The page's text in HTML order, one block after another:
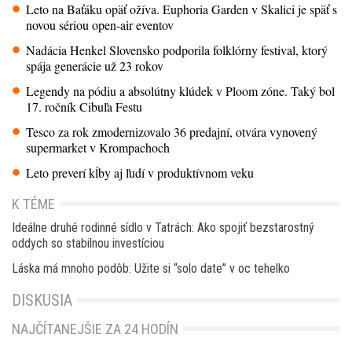
Leto na Baťáku opäť ožíva. Euphoria Garden v Skalici je späť s
novou sériou open-air eventov
Nadácia Henkel Slovensko podporila folklórny festival, ktorý
spája generácie už 23 rokov
Legendy na pódiu a absolútny klúdek v Ploom zóne. Taký bol
17. ročník Cibuľa Festu
Tesco za rok zmodernizovalo 36 predajní, otvára vynovený
supermarket v Krompachoch
Leto preverí kĺby aj ľudí v produktívnom veku
K TÉME
Ideálne druhé rodinné sídlo v Tatrách: Ako spojiť bezstarostný
oddych so stabilnou investíciou
Láska má mnoho podôb: Užite si “solo date” v oc tehelko
DISKUSIA
NAJČÍTANEJŠIE ZA 24 HODÍN